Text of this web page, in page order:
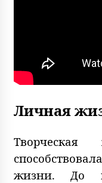
Личная
жизни. До